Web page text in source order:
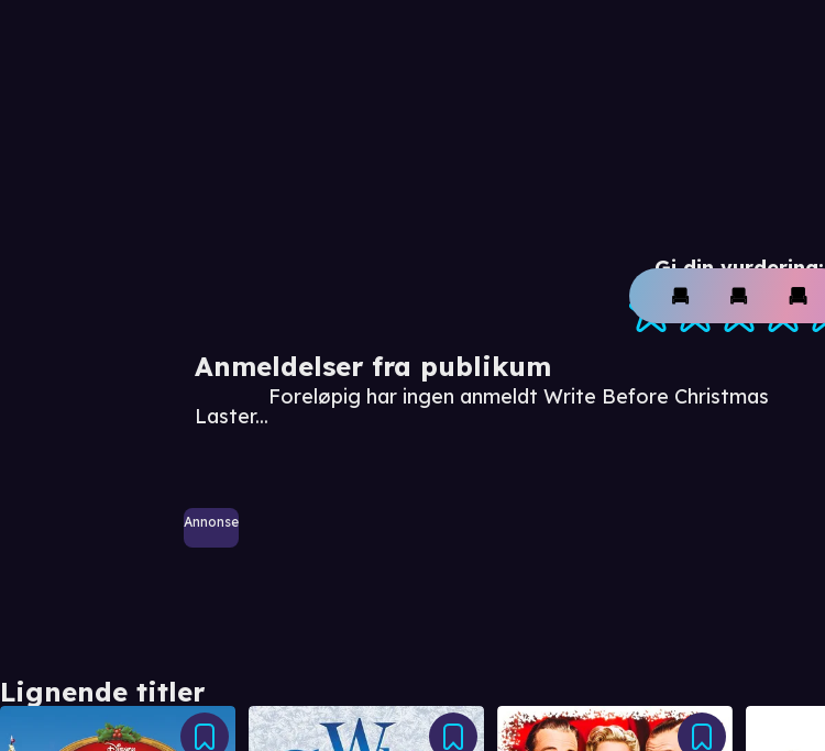
Gi din vurdering:
Anmeldelser fra publikum
Laster...
Foreløpig har ingen anmeldt Write Before Christmas
Annonse
Lignende titler